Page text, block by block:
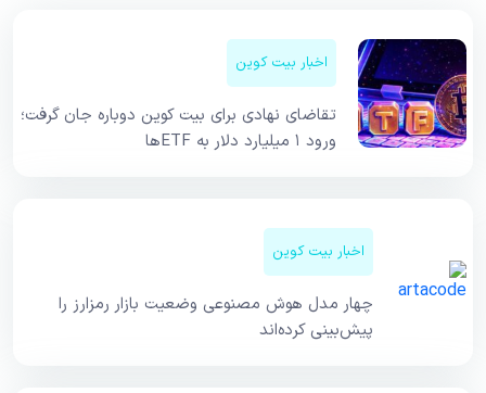
اخبار بیت کوین
تقاضای نهادی برای بیت کوین دوباره جان گرفت؛
ورود ۱ میلیارد دلار به ETFها
اخبار بیت کوین
چهار مدل هوش مصنوعی وضعیت بازار رمزارز را
پیش‌بینی کرده‌اند